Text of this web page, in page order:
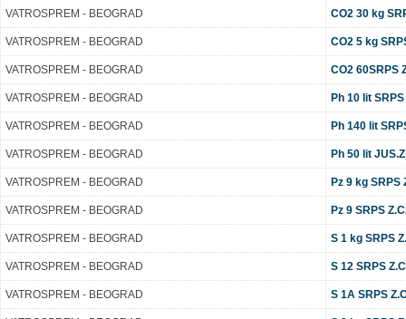
VATROSPREM - BEOGRAD CO2 30 kg
VATROSPREM - BEOGRAD CO2 5 kg
VATROSPREM - BEOGRAD CO2 60SRPS
VATROSPREM - BEOGRAD Ph 10 lit
VATROSPREM - BEOGRAD Ph 140 lit
VATROSPREM - BEOGRAD Ph 50 lit
VATROSPREM - BEOGRAD Pz 9 kg SRPS
VATROSPREM - BEOGRAD Pz 9 SRPS
VATROSPREM - BEOGRAD S 1 kg SRPS
VATROSPREM - BEOGRAD S 12 SRPS
VATROSPREM - BEOGRAD S 1A SRPS